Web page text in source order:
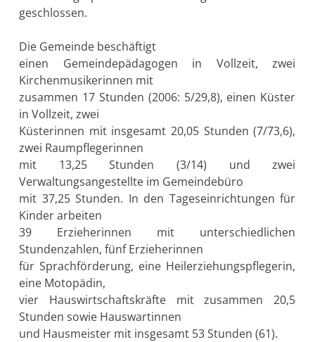
geschlossen.
Die Gemeinde beschäftigt
einen Gemeindepädagogen in Vollzeit, zwei
Kirchenmusikerinnen mit
zusammen 17 Stunden (2006: 5/29,8), einen Küster
in Vollzeit, zwei
Küsterinnen mit insgesamt 20,05 Stunden (7/73,6),
zwei Raumpflegerinnen
mit 13,25 Stunden (3/14) und zwei
Verwaltungsangestellte im Gemeindebüro
mit 37,25 Stunden. In den Tageseinrichtungen für
Kinder arbeiten
39 Erzieherinnen mit unterschiedlichen
Stundenzahlen, fünf Erzieherinnen
für Sprachförderung, eine Heilerziehungspflegerin,
eine Motopädin,
vier Hauswirtschaftskräfte mit zusammen 20,5
Stunden sowie Hauswartinnen
und Hausmeister mit insgesamt 53 Stunden (61).